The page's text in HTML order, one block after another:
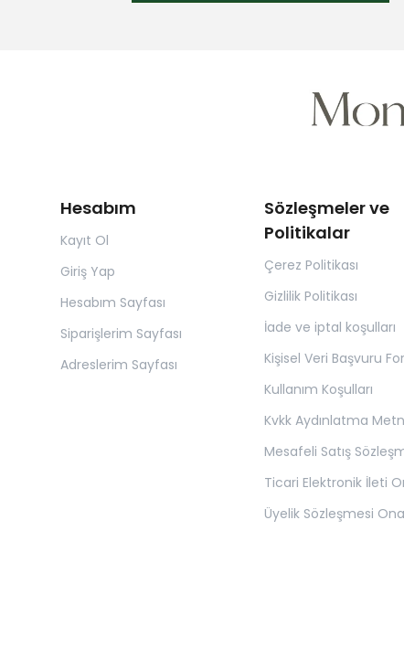
Hesabım
Kayıt Ol
Giriş Yap
Hesabım Sayfası
Siparişlerim Sayfası
Adreslerim Sayfası
Sözleşmeler ve
Politikalar
Çerez Politikası
Gizlilik Politikası
İade ve iptal koşulları
Kişisel Veri Başvuru
Kullanım Koşulları
Kvkk Aydınlatma
Mesafeli Satış
Ticari Elektronik İleti
Üyelik Sözleşmesi